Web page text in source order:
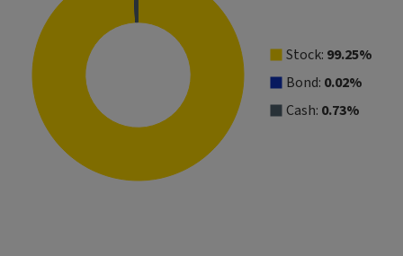
Stock: 99.25%
Bond: 0.02%
Cash: 0.73%